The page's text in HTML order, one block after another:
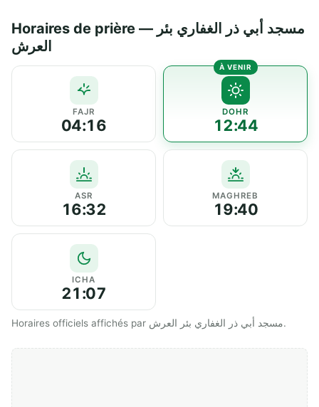
Horaires de prière — مسجد أبي ذر الغفاري بئر
العرش
FAJR
04:16
DOHR
12:44
ASR
16:32
MAGHREB
19:40
ICHA
21:07
Horaires officiels affichés par مسجد أبي ذر الغفاري بئر العرش.